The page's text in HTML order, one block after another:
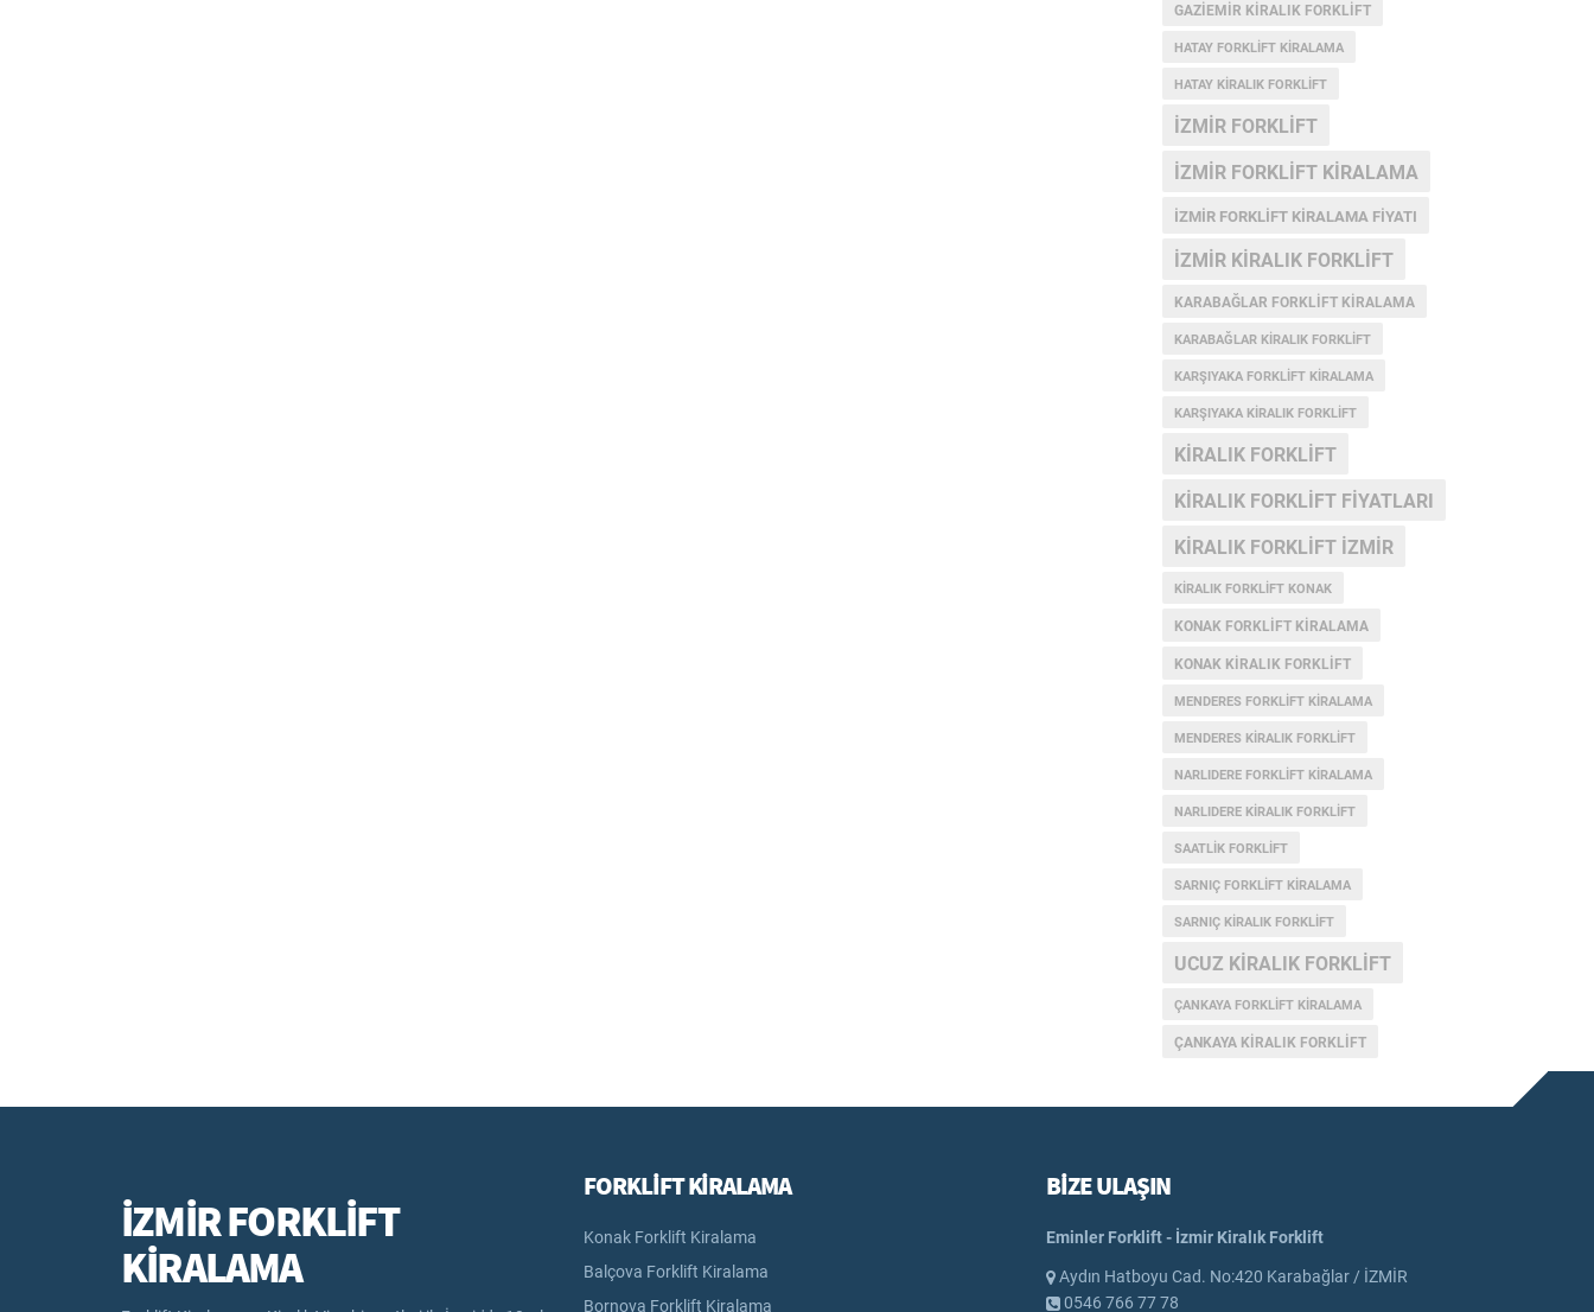
GAZIEMIR KIRALIK FORKLIFT
HATAY FORKLIFT KIRALAMA
HATAY KIRALIK FORKLIFT
IZMIR FORKLIFT
IZMIR FORKLIFT KIRALAMA
IZMIR FORKLIFT KIRALAMA FIYATI
IZMIR KIRALIK FORKLIFT
KARABAĞLAR FORKLIFT KIRALAMA
KARABAĞLAR KIRALIK FORKLIFT
KARŞIYAKA FORKLIFT KIRALAMA
KARŞIYAKA KIRALIK FORKLIFT
KIRALIK FORKLIFT
KIRALIK FORKLIFT FIYATLARI
KIRALIK FORKLIFT IZMIR
KIRALIK FORKLIFT KONAK
KONAK FORKLIFT KIRALAMA
KONAK KIRALIK FORKLIFT
MENDERES FORKLIFT KIRALAMA
MENDERES KIRALIK FORKLIFT
NARLIDERE FORKLIFT KIRALAMA
NARLIDERE KIRALIK FORKLIFT
SAATLIK FORKLIFT
SARNIÇ FORKLIFT KIRALAMA
SARNIÇ KIRALIK FORKLIFT
UCUZ KIRALIK FORKLIFT
ÇANKAYA FORKLIFT KIRALAMA
ÇANKAYA KIRALIK FORKLIFT
İZMİR FORKLİFT
KİRALAMA
FORKLİFT KİRALAMA
Konak Forklift Kiralama
Balçova Forklift Kiralama
Bornova Forklift Kiralama
BİZE ULAŞIN
Eminler Forklift - İzmir Kiralık Forklift
Aydın Hatboyu Cad. No:420 Karabağlar / İZMİR
0546 766 77 78